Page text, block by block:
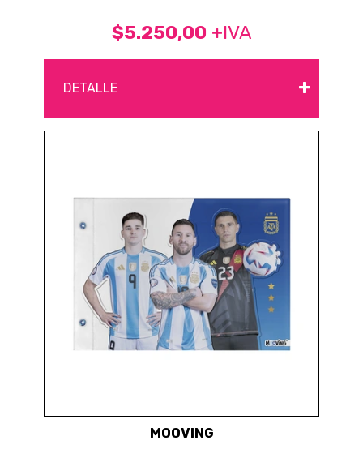
$5.250,00 +IVA
DETALLE +
MOOVING